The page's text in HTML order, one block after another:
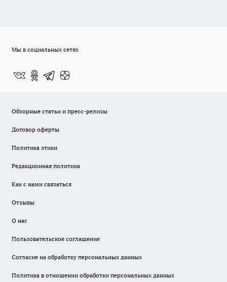
Мы в социальных сетях
Обзорные статьи и пресс-релизы
Договор оферты
Политика этики
Редакционная политика
Как с нами связаться
Отзывы
О нас
Пользовательское соглашение
Согласие на обработку персональных данных
Политика в отношении обработки персональных данных